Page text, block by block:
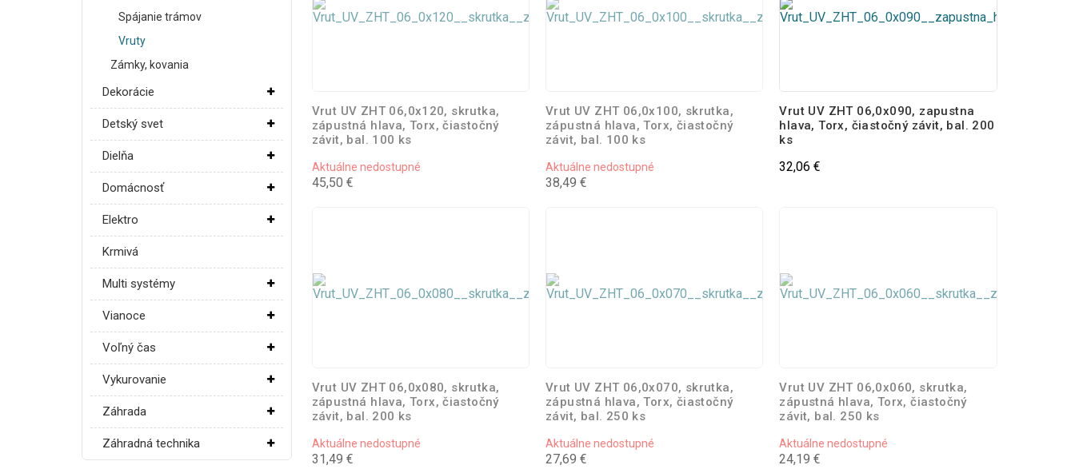
Vrut UV ZHT 06,0x120, skrutka,
zápustná hlava, Torx, čiastočný
závit, bal. 100 ks
Aktuálne nedostupné
45,50 €
Vrut UV ZHT 06,0x100, skrutka,
zápustná hlava, Torx, čiastočný
závit, bal. 100 ks
Aktuálne nedostupné
38,49 €
Vrut UV ZHT 06,0x090, zapustna
hlava, Torx, čiastočný závit, bal. 200
ks
32,06 €
Vrut UV ZHT 06,0x080, skrutka,
zápustná hlava, Torx, čiastočný
závit, bal. 200 ks
Aktuálne nedostupné
31,49 €
Vrut UV ZHT 06,0x070, skrutka,
zápustná hlava, Torx, čiastočný
závit, bal. 250 ks
Aktuálne nedostupné
27,69 €
Vrut UV ZHT 06,0x060, skrutka,
zápustná hlava, Torx, čiastočný
závit, bal. 250 ks
Aktuálne nedostupné
24,19 €
Dekorácie
Detský svet
Dielňa
Domácnosť
Elektro
Krmivá
Multi systémy
Spájanie trámov
Vruty
Zámky, kovania
Vianoce
Voľný čas
Vykurovanie
Záhrada
Záhradná technika